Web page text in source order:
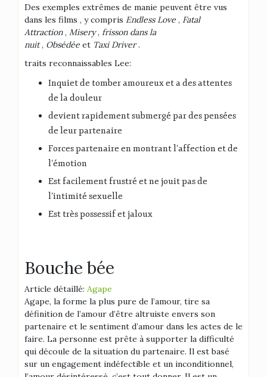
Des exemples extrêmes de manie peuvent être vus
dans les films , y compris Endless Love , Fatal
Attraction, Misery, frisson dans la
nuit, Obsédée et Taxi Driver.
traits reconnaissables Lee:
Inquiet de tomber amoureux et a des attentes
de la douleur
devient rapidement submergé par des pensées
de leur partenaire
Forces partenaire en montrant l’affection et de
l’émotion
Est facilement frustré et ne jouit pas de
l’intimité sexuelle
Est très possessif et jaloux
Bouche bée
Article détaillé: Agape
Agape, la forme la plus pure de l’amour, tire sa
définition de l’amour d’être altruiste envers son
partenaire et le sentiment d’amour dans les actes de le
faire. La personne est prête à supporter la difficulté
qui découle de la situation du partenaire. Il est basé
sur un engagement indéfectible et un inconditionnel,